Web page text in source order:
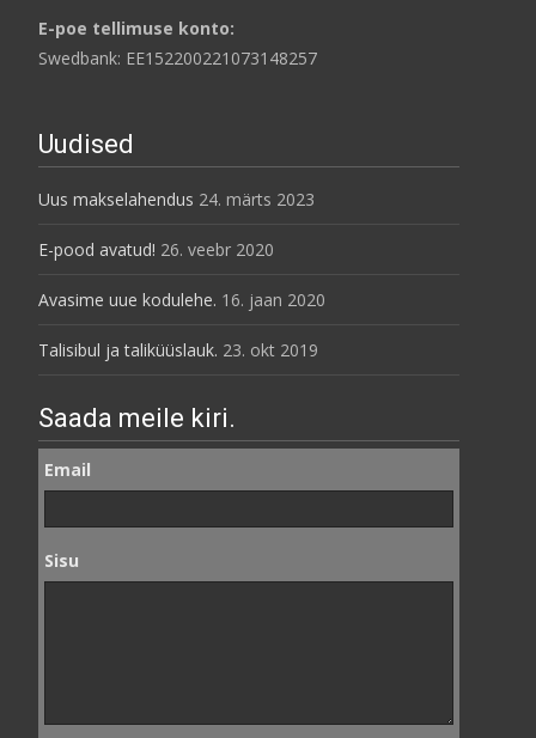
E-poe tellimuse konto:
Swedbank: EE152200221073148257
Uudised
Uus makselahendus 24. märts 2023
E-pood avatud! 26. veebr 2020
Avasime uue kodulehe. 16. jaan 2020
Talisibul ja taliküüslauk. 23. okt 2019
Saada meile kiri.
Email
Sisu